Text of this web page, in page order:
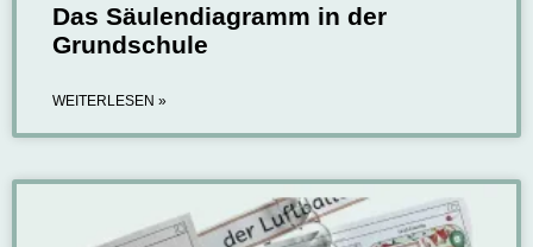
Das Säulendiagramm in der
Grundschule
WEITERLESEN »